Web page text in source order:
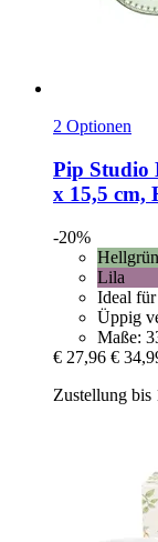
2 Optionen
Pip Studio
x 15,5 cm,
-20%
Hellgrün
Lila
Ideal
Üppig
Maße:
€ 27,96 €
Zustellung bis